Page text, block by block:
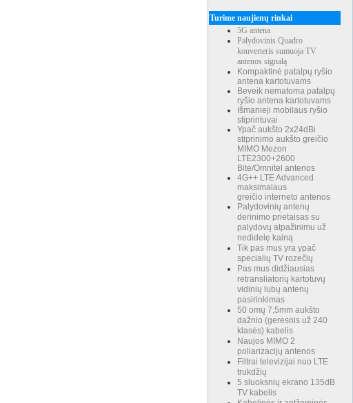
Turime naujienų rinkai
5G antena
Palydovinis Quadro
konverteris sumuoja TV
antenos signalą
Kompaktinė patalpų ryšio
antena kartotuvams
Beveik nematoma patalpų
ryšio antena kartotuvams
Išmanieji mobilaus ryšio
stiprintuvai
Ypač aukšto 2x24dBi
stiprinimo aukšto greičio
MIMO Mezon
LTE2300+2600
Bitė/Omnitel antenos
4G++ LTE Advanced
maksimalaus
greičio interneto antenos
Palydovinių antenų
derinimo prietaisas su
palydovų atpažinimu už
nedidelę kainą
Tik pas mus yra ypač
specialių TV rozečių
Pas mus didžiausias
retransliatorių kartotuvų
vidinių lubų antenų
pasirinkimas
50 omų 7,5mm aukšto
dažnio (geresnis už 240
klasės) kabelis
Naujos MIMO 2
poliarizacijų antenos
Filtrai televizijai nuo LTE
trukdžių
5 sluoksnių ekrano 135dB
TV kabelis